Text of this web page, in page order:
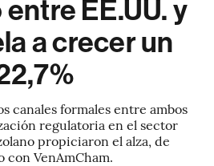
EE.UU. y
a crecer un
canales formales entre ambos
regulatoria en el sector
propiciaron el alza, de
con VenAmCham.